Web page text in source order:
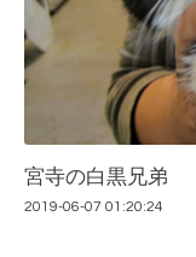
宮寺の白黒兄弟
2019-06-07 01:20:24